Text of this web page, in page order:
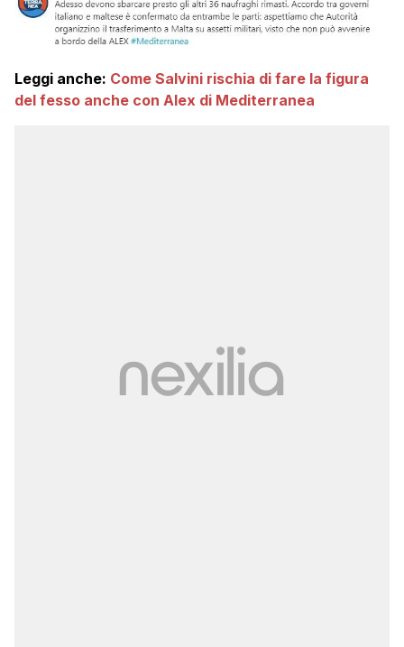
Leggi anche: Come Salvini rischia di fare la figura
del fesso anche con Alex di Mediterranea